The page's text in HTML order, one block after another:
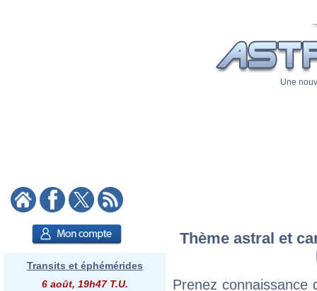
Une
Transits et éphémérides
6 août, 19h47 T.U.
Thème astral et
Prenez connaissance